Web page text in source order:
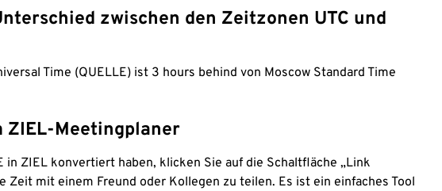
zwischen den Zeitzonen UTC und
Time (QUELLE) ist 3 hours behind von Moscow Standard Time
ZIEL-Meetingplaner
in ZIEL konvertiert haben, klicken Sie auf die Schaltfläche „Link
Zeit mit einem Freund oder Kollegen zu teilen. Es ist ein einfaches Tool